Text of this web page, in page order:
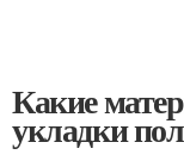
Какие
укладки